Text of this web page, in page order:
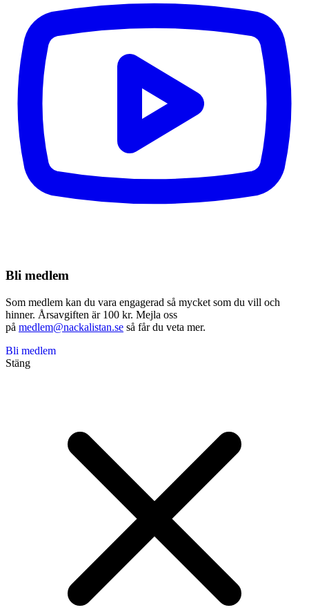
Bli medlem
Som medlem kan du vara engagerad så mycket som du vill och
hinner. Årsavgiften är 100 kr. Mejla oss
på medlem@nackalistan.se så får du veta mer.
Bli medlem
Stäng